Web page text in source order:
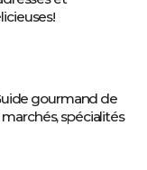
gourmand de
spécialités